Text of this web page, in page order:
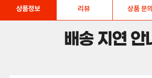
상품정보 리뷰 상품 문의